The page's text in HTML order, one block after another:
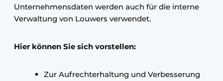
Unternehmensdaten werden auch für die interne
Verwaltung von Louwers verwendet.
Hier können Sie sich vorstellen:
Zur Aufrechterhaltung und Verbesserung